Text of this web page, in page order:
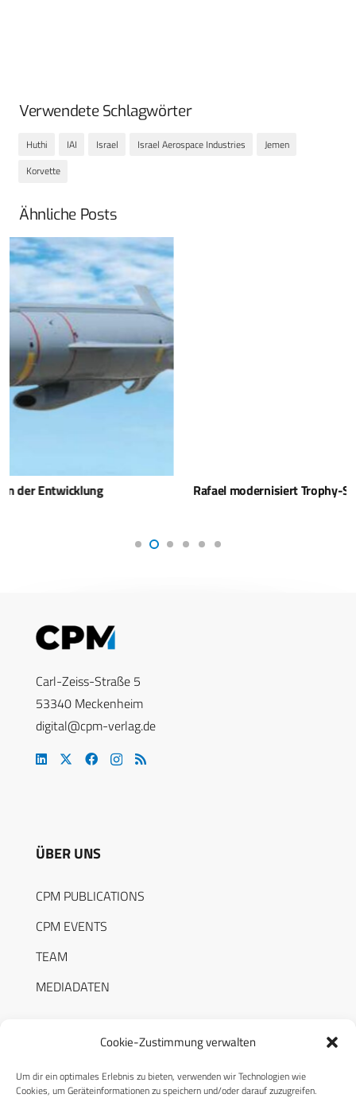
Cookie-Zustimmung verwalten
Um dir ein optimales Erlebnis zu bieten, verwenden wir Technologien wie
Cookies, um Geräteinformationen zu speichern und/oder darauf zuzugreifen.
Verwendete Schlagwörter
Huthi IAI Israel Israel Aerospace Industries
Jemen
Korvette
Ähnliche Posts
Rafael modernisiert Trophy-System
Carl-Zeiss-Straße 5
53340 Meckenheim
digital@cpm-verlag.de
ÜBER UNS
CPM PUBLICATIONS
CPM EVENTS
TEAM
MEDIADATEN
RECHTLICHES